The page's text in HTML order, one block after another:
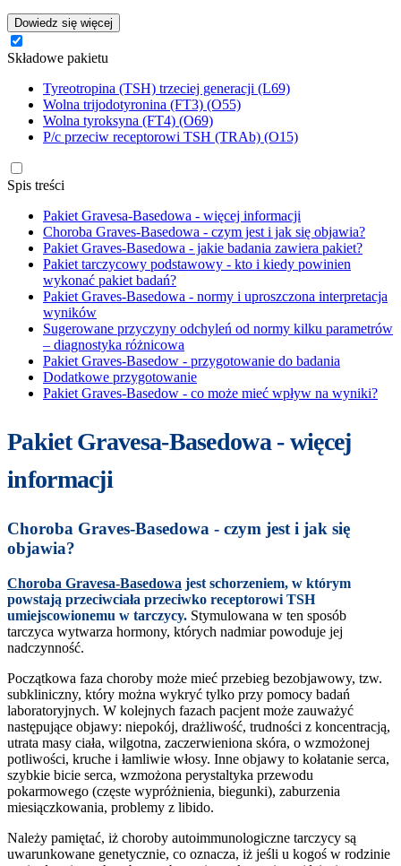
Dowiedz się więcej
Składowe pakietu
Tyreotropina (TSH) trzeciej generacji (L69)
Wolna trijodotyronina (FT3) (O55)
Wolna tyroksyna (FT4) (O69)
P/c przeciw receptorowi TSH (TRAb) (O15)
Spis treści
Pakiet Gravesa-Basedowa - więcej informacji
Choroba Graves-Basedowa - czym jest i jak się objawia?
Pakiet Graves-Basedowa - jakie badania zawiera pakiet?
Pakiet tarczycowy podstawowy - kto i kiedy powinien
wykonać pakiet badań?
Pakiet Graves-Basedowa - normy i uproszczona interpretacja
wyników
Sugerowane przyczyny odchyleń od normy kilku parametrów
– diagnostyka różnicowa
Pakiet Graves-Basedow - przygotowanie do badania
Dodatkowe przygotowanie
Pakiet Graves-Basedow - co może mieć wpływ na wyniki?
Pakiet Gravesa-Basedowa - więcej
informacji
Choroba Graves-Basedowa - czym jest i jak się
objawia?
Choroba Gravesa-Basedowa jest schorzeniem, w którym
powstają przeciwciała przeciwko receptorowi TSH
umiejscowionemu w tarczycy. Stymulowana w ten sposób
tarczyca wytwarza hormony, których nadmiar powoduje jej
nadczynność.
Początkowa faza choroby może mieć przebieg bezobjawowy, tzw.
subkliniczny, który można wykryć tylko przy pomocy badań
laboratoryjnych. W kolejnych fazach pacjent może zauważyć
następujące objawy: niepokój, drażliwość, trudności z koncentracją,
utrata masy ciała, wilgotna, zaczerwieniona skóra, o wzmożonej
potliwości, kruche i łamliwie włosy. Inne objawy to kołatanie serca,
szybkie bicie serca, wzmożona perystaltyka przewodu
pokarmowego (częste wypróżnienia, biegunki), zaburzenia
miesiączkowania, problemy z libido.
Należy pamiętać, iż choroby autoimmunologiczne tarczycy są
uwarunkowane genetycznie, co oznacza, iż jeśli u kogoś w rodzinie